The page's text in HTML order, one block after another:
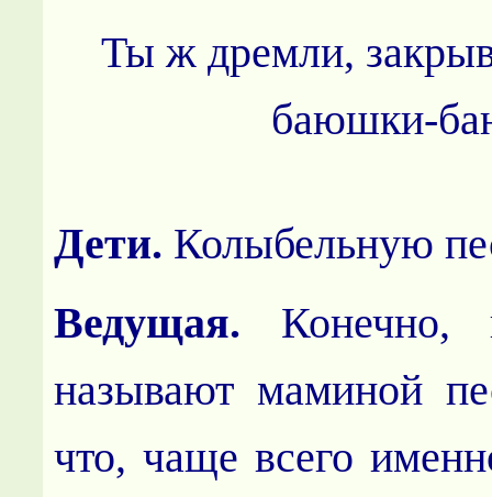
Ты ж дремли,
баюшки-
Дети. Колыбельную
Ведущая. Конечно,
называют маминой
что, чаще всего